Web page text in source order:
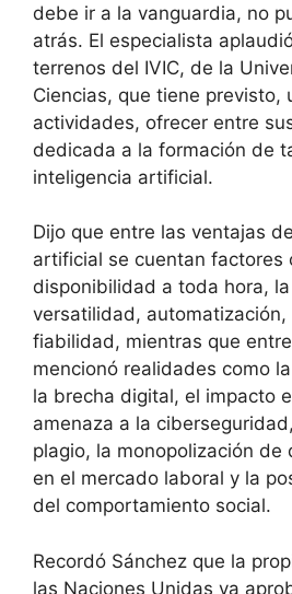
debe ir a la vanguardia, no
atrás. El especialista
terrenos del IVIC, de la
Ciencias, que tiene previsto,
actividades, ofrecer entre
dedicada a la formación de
inteligencia artificial.
Dijo que entre las ventajas
artificial se cuentan factores
disponibilidad a toda hora,
versatilidad, automatización,
fiabilidad, mientras que
mencionó realidades como
la brecha digital, el impacto
amenaza a la
plagio, la monopolización de
en el mercado laboral y la
del comportamiento social.
Recordó Sánchez que la
las Naciones Unidas ya